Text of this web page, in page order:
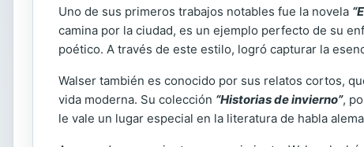
Uno de sus primeros trabajos notables fue la novela
camina por la ciudad, es un ejemplo perfecto de su
poético. A través de este estilo, logró capturar la
Walser también es conocido por sus relatos cortos,
vida moderna. Su colección “Historias de invierno”,
le vale un lugar especial en la literatura de habla